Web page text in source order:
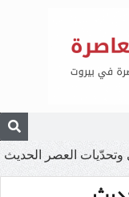
وتحدّيات العصر الحديث